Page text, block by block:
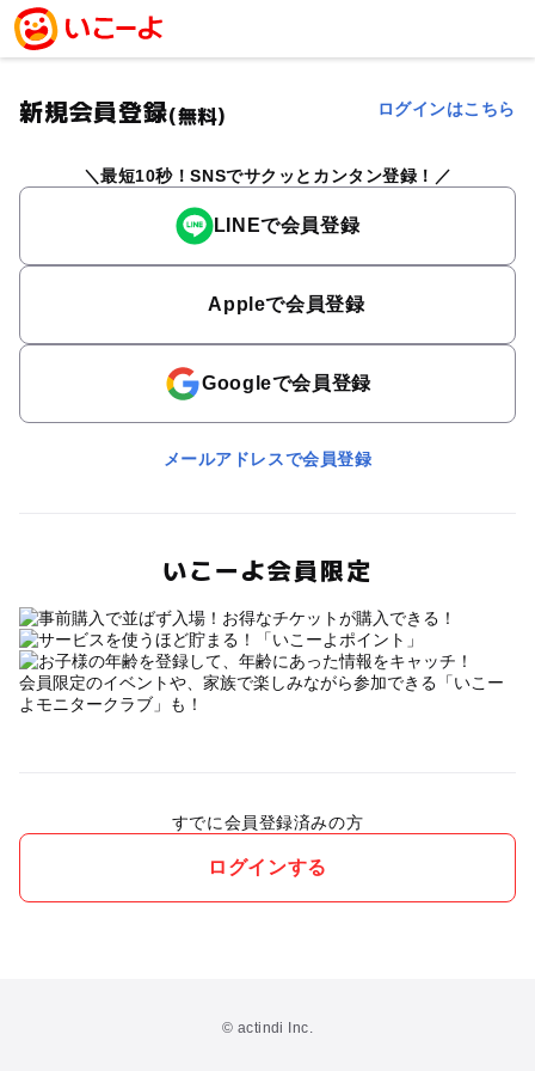
新規会員登録(無料) ログインはこちら
最短10秒！SNSでサクッとカンタン登録！
LINEで会員登録
Appleで会員登録
Googleで会員登録
メールアドレスで会員登録
いこーよ会員限定
会員限定のイベントや、家族で楽しみながら参加できる「いこー
よモニタークラブ」も！
すでに会員登録済みの方
ログインする
© actindi Inc.